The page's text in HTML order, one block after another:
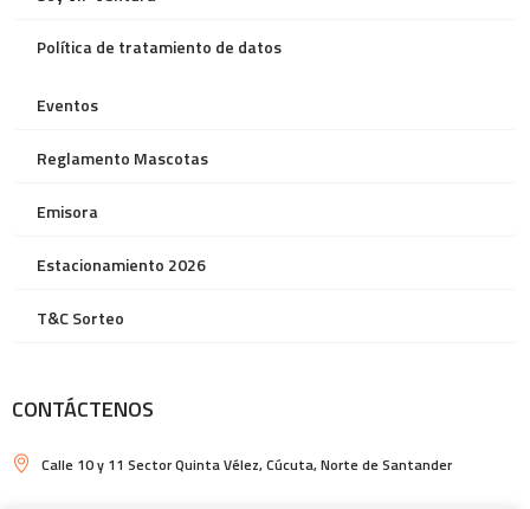
Política de tratamiento de datos
Eventos
Reglamento Mascotas
Emisora
Estacionamiento 2026
T&C Sorteo
CONTÁCTENOS
Calle 10 y 11 Sector Quinta Vélez, Cúcuta, Norte de Santander